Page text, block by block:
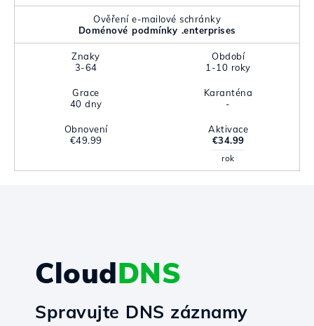
Ověření e-mailové schránky
Doménové podmínky .enterprises
Znaky
3-64
Období
1-10 roky
Grace
40 dny
Karanténa
-
Obnovení
€49.99
Aktivace
€34.99
rok
CloudDNS
Spravujte DNS záznamy